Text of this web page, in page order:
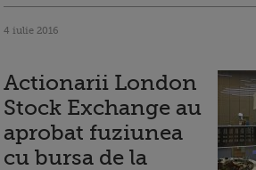
4 iulie 2016
Actionarii London
Stock Exchange au
aprobat fuziunea
cu bursa de la